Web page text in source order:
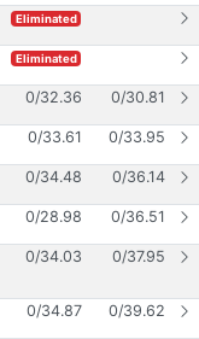
Eliminated
Eliminated
0/32.36 0/30.81
0/33.61 0/33.95
0/34.48 0/36.14
0/28.98 0/36.51
0/34.03 0/37.95
0/34.87 0/39.62